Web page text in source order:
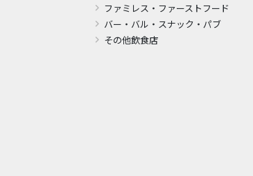
ファミレス・ファーストフード
バー・バル・スナック・パブ
その他飲食店